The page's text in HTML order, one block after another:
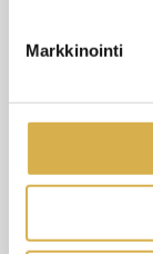
Markkinointi